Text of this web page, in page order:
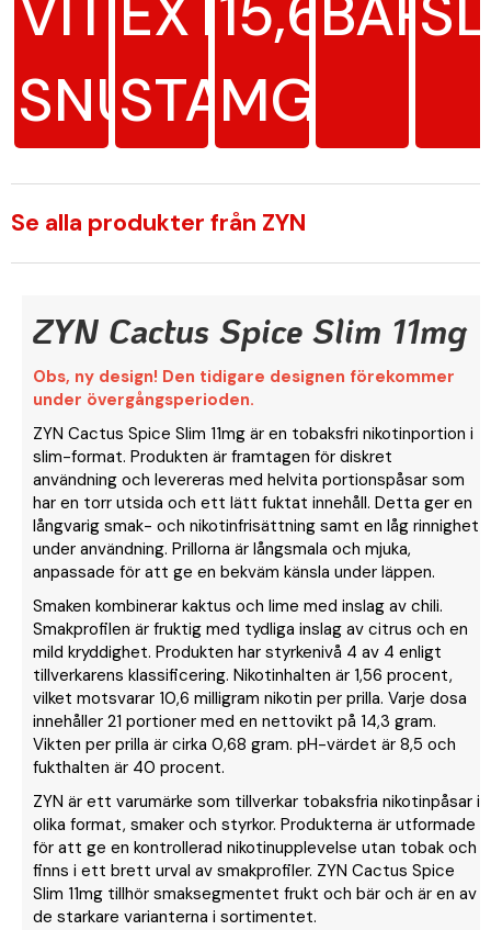
SNUSSTARK
MG/G
Se alla produkter från ZYN
ZYN Cactus Spice Slim 11mg
Obs, ny design! Den tidigare designen förekommer
under övergångsperioden.
ZYN Cactus Spice Slim 11mg är en tobaksfri nikotinportion i
slim-format. Produkten är framtagen för diskret
användning och levereras med helvita portionspåsar som
har en torr utsida och ett lätt fuktat innehåll. Detta ger en
långvarig smak- och nikotinfrisättning samt en låg rinnighet
under användning. Prillorna är långsmala och mjuka,
anpassade för att ge en bekväm känsla under läppen.
Smaken kombinerar kaktus och lime med inslag av chili.
Smakprofilen är fruktig med tydliga inslag av citrus och en
mild kryddighet. Produkten har styrkenivå 4 av 4 enligt
tillverkarens klassificering. Nikotinhalten är 1,56 procent,
vilket motsvarar 10,6 milligram nikotin per prilla. Varje dosa
innehåller 21 portioner med en nettovikt på 14,3 gram.
Vikten per prilla är cirka 0,68 gram. pH-värdet är 8,5 och
fukthalten är 40 procent.
ZYN är ett varumärke som tillverkar tobaksfria nikotinpåsar i
olika format, smaker och styrkor. Produkterna är utformade
för att ge en kontrollerad nikotinupplevelse utan tobak och
finns i ett brett urval av smakprofiler. ZYN Cactus Spice
Slim 11mg tillhör smaksegmentet frukt och bär och är en av
de starkare varianterna i sortimentet.